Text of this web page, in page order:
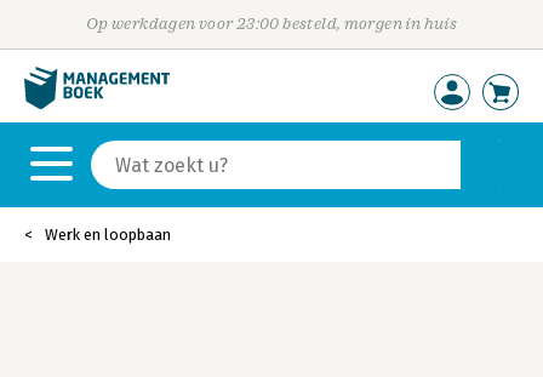
Op werkdagen voor 23:00 besteld, morgen in huis
Werk en loopbaan